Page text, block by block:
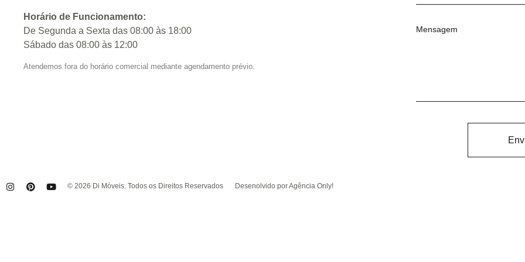
Horário de Funcionamento:
De Segunda a Sexta das 08:00 às 18:00
Sábado das 08:00 às 12:00
Atendemos fora do horário comercial mediante agendamento prévio.
Mensagem
© 2026 Di Móveis. Todos os Direitos Reservados Desenolvido por Agência Only!